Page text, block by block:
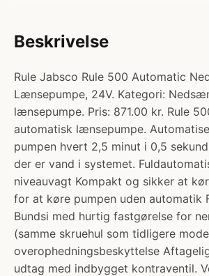
Beskrivelse
Rule Jabsco Rule 500 Automatic
Lænsepumpe, 24V. Kategori:
lænsepumpe. Pris: 871.00 kr. Rule
automatisk lænsepumpe.
pumpen hvert 2,5 minut i 0,5
der er vand i systemet.
niveauvagt Kompakt og sikker at
for at køre pumpen uden automatik
Bundsi med hurtig fastgørelse for
(samme skruehul som tidligere
overophedningsbeskyttelse
udtag med indbygget kontraventil.